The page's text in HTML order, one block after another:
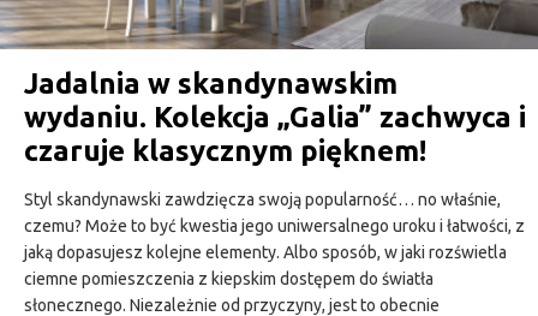
Jadalnia w skandynawskim
wydaniu. Kolekcja „Galia” zachwyca i
czaruje klasycznym pięknem!
Styl skandynawski zawdzięcza swoją popularność… no właśnie,
czemu? Może to być kwestia jego uniwersalnego uroku i łatwości, z
jaką dopasujesz kolejne elementy. Albo sposób, w jaki rozświetla
ciemne pomieszczenia z kiepskim dostępem do światła
słonecznego. Niezależnie od przyczyny, jest to obecnie